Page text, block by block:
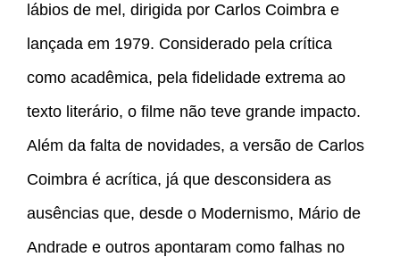
lábios de mel, dirigida por Carlos Coimbra e
lançada em 1979. Considerado pela crítica
como acadêmica, pela fidelidade extrema ao
texto literário, o filme não teve grande impacto.
Além da falta de novidades, a versão de Carlos
Coimbra é acrítica, já que desconsidera as
ausências que, desde o Modernismo, Mário de
Andrade e outros apontaram como falhas no